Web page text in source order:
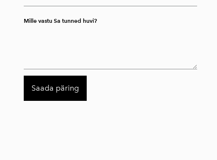
Mille vastu Sa tunned huvi?